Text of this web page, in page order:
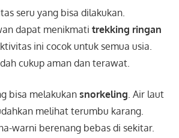
seru yang bisa dilakukan.
dapat menikmati trekking ringan
ini cocok untuk semua usia.
cukup aman dan terawat.
bisa melakukan snorkeling. Air laut
melihat terumbu karang.
warni berenang bebas di sekitar.